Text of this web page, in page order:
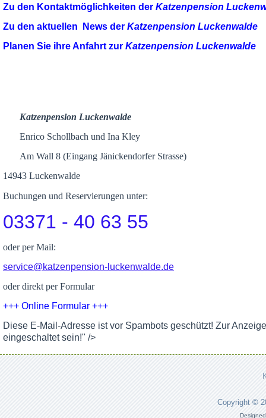
Zu den Kontaktmöglichkeiten der Katzenpension
Zu den aktuellen News der Katzenpension Luckenwalde
Planen Sie ihre Anfahrt zur Katzenpension Luckenwalde
Katzenpension Luckenwalde
Enrico Schollbach und Ina Kley
Am Wall 8 (Eingang Jänickendorfer Strasse)
14943 Luckenwalde
Buchungen und Reservierungen unter:
03371 - 40 63 55
oder per Mail:
service@katzenpension-luckenwalde.de
oder direkt per Formular
+++ Online Formular +++
Diese E-Mail-Adresse ist vor Spambots geschützt! Zur
eingeschaltet sein!" />
Copyright ©